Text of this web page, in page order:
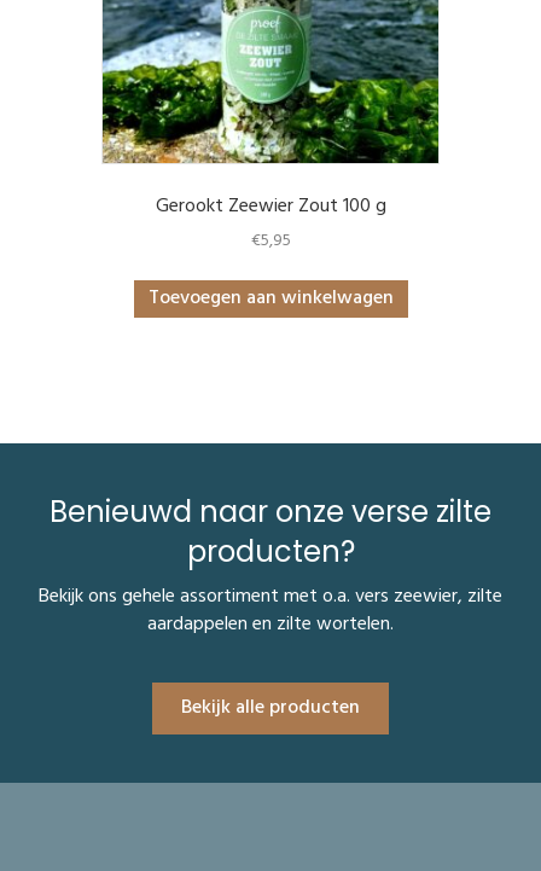
Gerookt Zeewier Zout 100 g
€5,95
Toevoegen aan winkelwagen
Benieuwd naar onze verse zilte
producten?
Bekijk ons gehele assortiment met o.a. vers zeewier, zilte
aardappelen en zilte wortelen.
Bekijk alle producten